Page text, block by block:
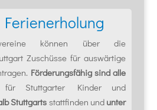
können über die
Zuschüsse für auswärtige
Förderungsfähig sind alle
Stuttgarter Kinder und
Stuttgarts stattfinden und unter